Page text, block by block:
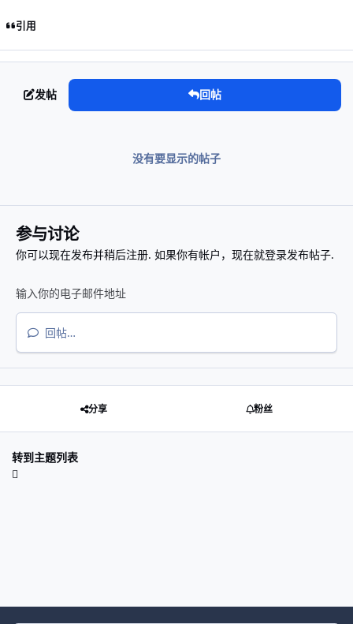
引用
发帖 回帖
没有要显示的帖子
参与讨论
你可以现在发布并稍后注册. 如果你有帐户， 现在就登录发布帖子.
回帖…
分享 粉丝
转到主题列表